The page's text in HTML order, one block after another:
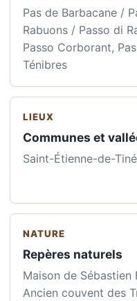
Pas de Barbacane /
Rabuons / Passo di
Passo Corborant,
Ténibres
LIEUX
Communes et
Saint-Étienne-de-
NATURE
Repères naturels
Maison de Sébastien
Ancien couvent des